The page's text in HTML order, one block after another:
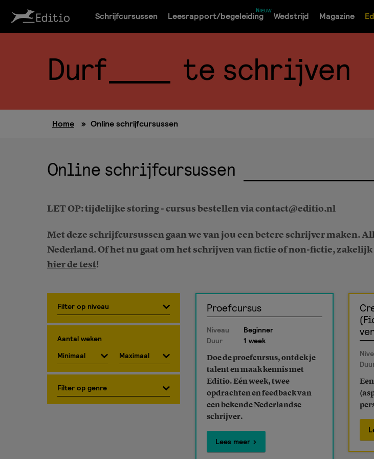
Schrijfcursussen Leesrapport/begeleiding Wedstrijd Magazine
Durf te schrijven
Home » Online schrijfcursussen
Online schrijfcursussen
LET OP: tijdelijke storing - cursus bestellen via contact@editio.nl
Met deze schrijfcursussen gaan we van jou een betere schrijver maken.
Nederland. Of het nu gaat om het schrijven van fictie of non-fictie,
hier de test!
Aantal weken
Proefcursus
Niveau
Beginner
Duur
1 week
Doe de proefcursus, ontdek je
talent en maak kennis met
Editio. Eén week, twee
opdrachten en feedback van
een bekende Nederlandse
schrijver.
Lees meer